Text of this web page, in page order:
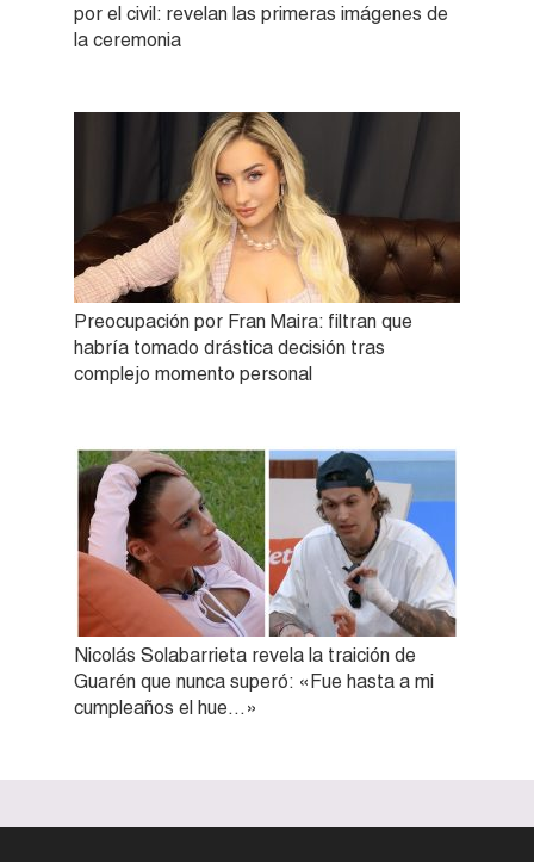
por el civil: revelan las primeras imágenes de
la ceremonia
Preocupación por Fran Maira: filtran que
habría tomado drástica decisión tras
complejo momento personal
Nicolás Solabarrieta revela la traición de
Guarén que nunca superó: «Fue hasta a mi
cumpleaños el hue…»